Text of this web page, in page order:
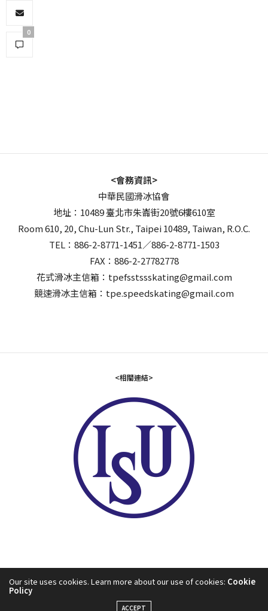
0
<會務資訊>
中華民國滑冰協會
地址：10489 臺北市朱崙街20號6樓610室
Room 610, 20, Chu-Lun Str., Taipei 10489, Taiwan, R.O.C.
TEL：886-2-8771-1451／886-2-8771-1503
FAX：886-2-27782778
花式滑冰主信箱：tpefsstssskating@gmail.com
競速滑冰主信箱：tpe.speedskating@gmail.com
<相關連結>
Our site uses cookies. Learn more about our use of cookies: Cookie
Policy
ACCEPT